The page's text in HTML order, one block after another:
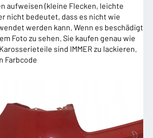
aufweisen (kleine Flecken, leichte
nicht bedeutet, dass es nicht wie
werden kann. Wenn es beschädigt
Foto zu sehen. Sie kaufen genau wie
sind IMMER zu lackieren.
Farbcode